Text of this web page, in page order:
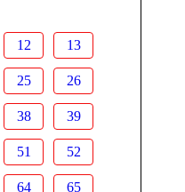
12 13
25 26
38 39
51 52
64 65